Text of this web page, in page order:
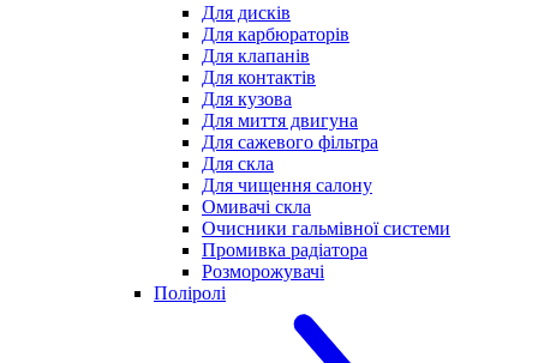
Для дисків
Для карбюраторів
Для клапанів
Для контактів
Для кузова
Для миття двигуна
Для сажевого фільтра
Для скла
Для чищення салону
Омивачі скла
Очисники гальмівної системи
Промивка радіатора
Розморожувачі
Поліролі